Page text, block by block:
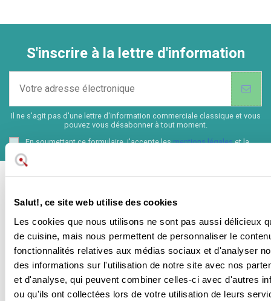
Salut!, ce site web utilise des cookies
Les cookies que nous utilisons ne sont pas aussi délicieux
de cuisine, mais nous permettent de personnaliser le
fonctionnalités relatives aux médias sociaux et d'analyser
des informations sur l'utilisation de notre site avec nos
et d'analyse, qui peuvent combiner celles-ci avec d'autres
ou qu'ils ont collectées lors de votre utilisation de leurs
S'inscrire à la lettre d'information
Il ne s'agit pas d'une lettre d'information commerciale classique et vous
pouvez vous désabonner à tout moment.
En soumettant ce formulaire, j'accepte lesmentions légaleset la
politique de confidentialité
Bonjour à tous ! Centre d'assistance à la
clientèle
Également dans les réseaux sociaux: